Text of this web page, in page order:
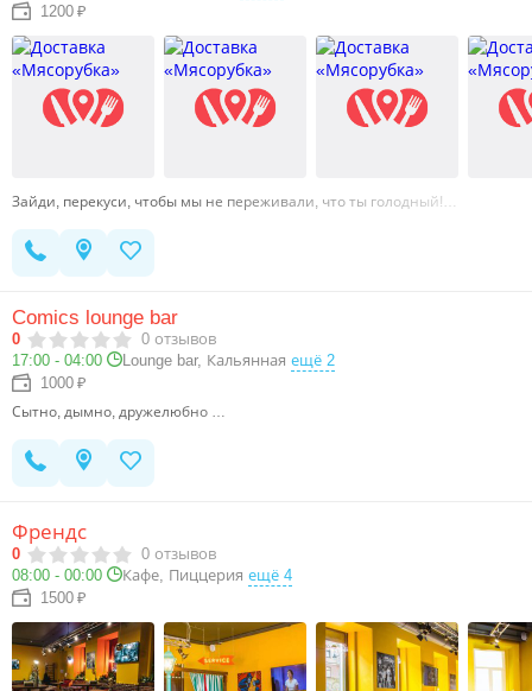
1200 ₽
Зайди, перекуси, чтобы мы не переживали, что ты голодный!…
Comics lounge bar
0 0 отзывов
17:00 - 04:00
Lounge bar, Кальянная ещё 2
1000 ₽
Сытно, дымно, дружелюбно …
Френдс
0 0 отзывов
08:00 - 00:00
Кафе, Пиццерия ещё 4
1500 ₽